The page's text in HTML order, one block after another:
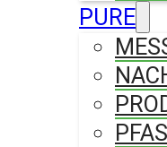
PURE
PFAS